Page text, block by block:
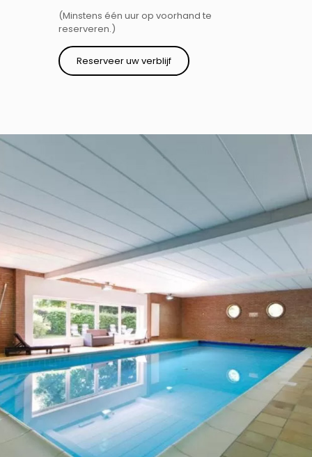
(Minstens één uur op voorhand te
reserveren.)
Reserveer uw verblijf